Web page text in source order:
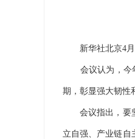
新华社北京4月
会议认为，今年
期，彰显强大韧性
会议指出，要坚
立自强、产业链自